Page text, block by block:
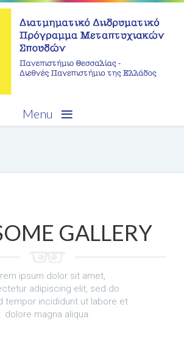
Menu ≡
GALLERY
ipsum dolor sit amet,
adipiscing elit, sed do
tempor incididunt ut labore et
dolore magna aliqua.